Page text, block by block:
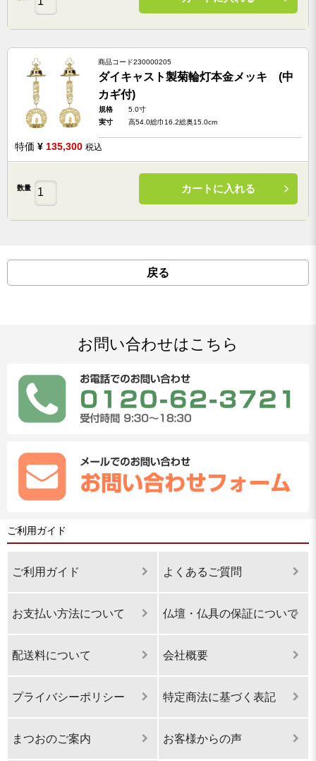
商品コード230000205
ダイキャスト製菊輪灯本金メッキ (中
カギ付)
規格
5.0寸
実寸
高54.0総巾16.2総奥15.0cm
特価 ¥ 135,300 税込
数量 カートに入れる
戻る
お問い合わせはこちら
ご利用ガイド
ご利用ガイド よくあるご質問
お支払い方法について 仏壇・仏具の保証について
配送料について 会社概要
プライバシーポリシー 特定商法に基づく表記
まつおのご案内 お客様からの声